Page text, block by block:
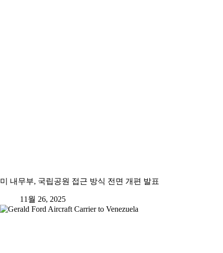
미 내무부, 국립공원 접근 방식 전면 개편 발표
11월 26, 2025